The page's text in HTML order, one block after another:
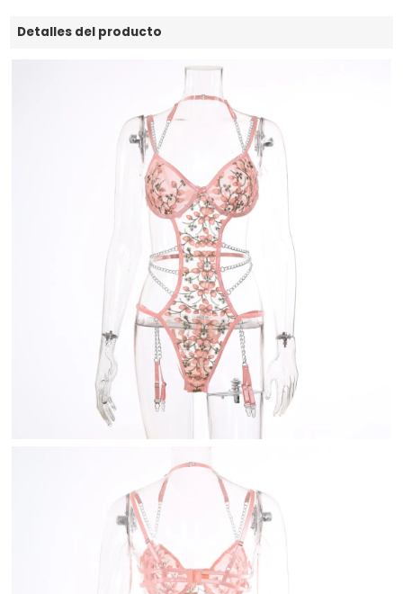
Detalles del producto